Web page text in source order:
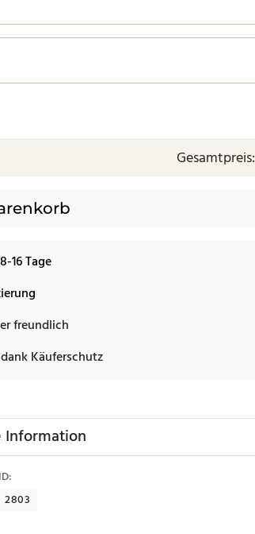
bis zur nächsten.
Gesamtpreis:
8-16 Tage
freundlich
Käuferschutz
Information
ID:
2803